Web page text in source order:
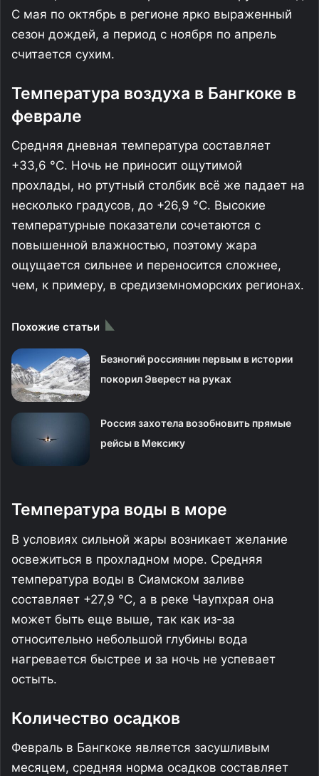
С мая по октябрь в регионе ярко выраженный
сезон дождей, а период с ноября по апрель
считается сухим.
Температура воздуха в Бангкоке в
феврале
Средняя дневная температура составляет
+33,6 °С. Ночь не приносит ощутимой
прохлады, но ртутный столбик всё же падает на
несколько градусов, до +26,9 °С. Высокие
температурные показатели сочетаются с
повышенной влажностью, поэтому жара
ощущается сильнее и переносится сложнее,
чем, к примеру, в средиземноморских регионах.
Похожие статьи
Безногий россиянин первым в истории
покорил Эверест на руках
Россия захотела возобновить прямые
рейсы в Мексику
Температура воды в море
В условиях сильной жары возникает желание
освежиться в прохладном море. Средняя
температура воды в Сиамском заливе
составляет +27,9 °С, а в реке Чаупхрая она
может быть еще выше, так как из-за
относительно небольшой глубины вода
нагревается быстрее и за ночь не успевает
остыть.
Количество осадков
Февраль в Бангкоке является засушливым
месяцем, средняя норма осадков составляет